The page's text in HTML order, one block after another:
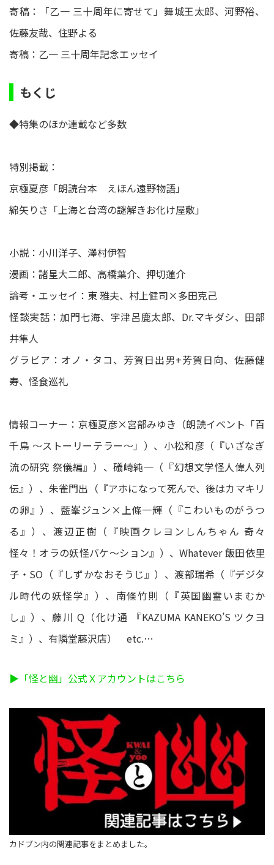
寄稿：「乙一 三十周年に寄せて」舞城王太郎、河野裕、
佐藤友哉、住野よる
寄稿：乙一 三十周年記念エッセイ
もくじ
◆特集のほか連載など多数
特別掲載：
京極夏彦「朗読台本 えほん遠野物語」
綿矢りさ「上海と台湾の謎解きお化け屋敷」
小説：小川洋子、澤村伊智
漫画：諸星大二郎、高橋葉介、押切蓮介
論考・エッセイ：東 雅夫、村上健司×多田克己
怪談実話：加門七海、宇津呂鹿太郎、Dr.マキダシ、田部
井隼人
グラビア：オノ・タコ、芳賀日出男+芳賀日向、佐藤健
寿、怪食巡礼
情報コーナー：京極夏彦×宮部みゆき（朗読イベント「百
千鳥 ～ストーリーテラー～」）、小松和彦（『いざなぎ
流の研究 祭儀編』）、礒崎純一（『幻想文学怪人偉人列
伝』）、朱雀門出（『アホになって死んで、後はカマキリ
の卵』）、藍峯ジュン×上條一輝（『こわいものがうつ
る』）、渡辺正樹（『映画クレヨンしんちゃん 奇々
怪々！オラの妖怪バケ～ション』）、Whatever 飯田依里
子・SO（『しずかなおそうじ』）、渡部瑞希（『デジタ
ル時代の妖怪学』）、南條竹則（『英国幽霊いまむか
し』）、藤川 Q（化け通 『KAZUMA KANEKO’S ツクヨ
ミ』）、有隣堂藤沢店） etc.…
▶「怪と幽」公式Ｘアカウントはこちら
カドブン内の関連記事をまとめました。